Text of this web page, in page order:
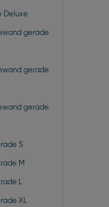
Deluxe
gerade
gerade
gerade
S
M
L
XL